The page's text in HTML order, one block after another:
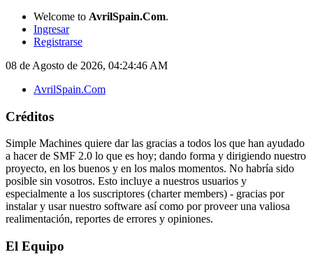
Welcome to AvrilSpain.Com.
Ingresar
Registrarse
08 de Agosto de 2026, 04:24:46 AM
AvrilSpain.Com
Créditos
Simple Machines quiere dar las gracias a todos los que han ayudado
a hacer de SMF 2.0 lo que es hoy; dando forma y dirigiendo nuestro
proyecto, en los buenos y en los malos momentos. No habría sido
posible sin vosotros. Esto incluye a nuestros usuarios y
especialmente a los suscriptores (charter members) - gracias por
instalar y usar nuestro software así como por proveer una valiosa
realimentación, reportes de errores y opiniones.
El Equipo